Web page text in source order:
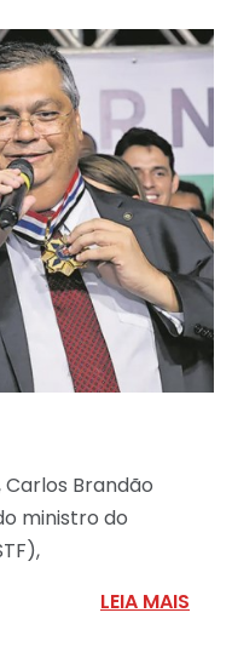
Brandão
ministro do
LEIA MAIS